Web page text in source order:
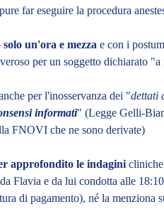
far eseguire la procedura
un'ora e mezza e con i
per un soggetto dichiarato "a
per l'inosservanza dei "dettati
informati" (Legge Gelli-
FNOVI che ne sono derivate)
approfondito le indagini cliniche
Flavia e da lui condotta alle
di pagamento), né la menziona